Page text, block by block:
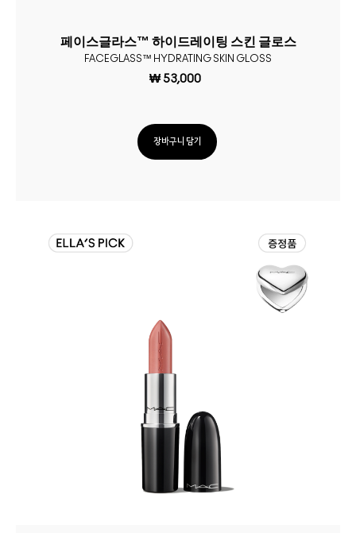
페이스글라스™ 하이드레이팅 스킨 글로스
FACEGLASS™ HYDRATING SKIN GLOSS
₩ 53,000
장바구니 담기